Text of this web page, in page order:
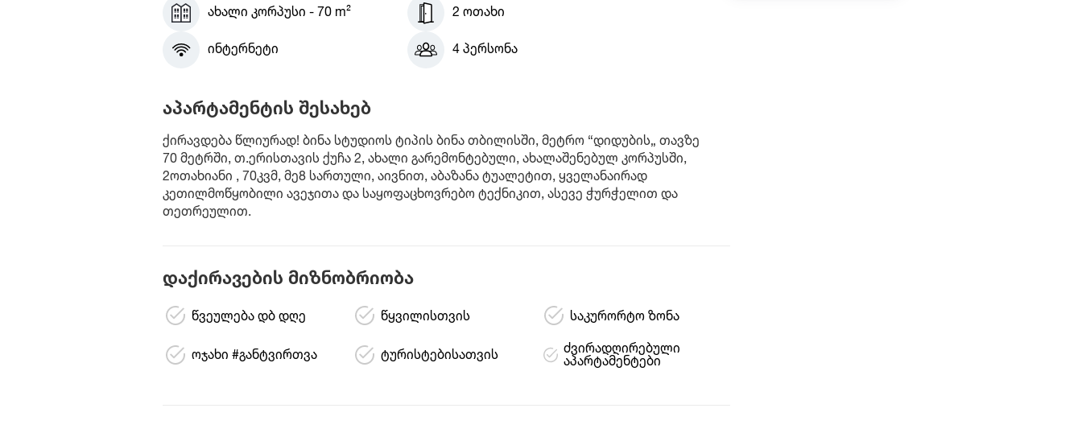
ახალი კორპუსი - 70 m² 2 ოთახი
ინტერნეტი 4 პერსონა
აპარტამენტის შესახებ
ქირავდება წლიურად! ბინა სტუდიოს ტიპის ბინა თბილისში, მეტრო “დიდუბის„ თავზე
70 მეტრში, თ.ერისთავის ქუჩა 2, ახალი გარემონტებული, ახალაშენებულ კორპუსში,
2ოთახიანი , 70კვმ, მე8 სართული, აივნით, აბაზანა ტუალეტით, ყველანაირად
კეთილმოწყობილი ავეჯითა და საყოფაცხოვრებო ტექნიკით, ასევე ჭურჭელით და
თეთრეულით.
დაქირავების მიზნობრიობა
წვეულება დბ დღე წყვილისთვის საკურორტო ზონა
ოჯახი #განტვირთვა ტურისტებისათვის
ძვირადღირებული
აპარტამენტები